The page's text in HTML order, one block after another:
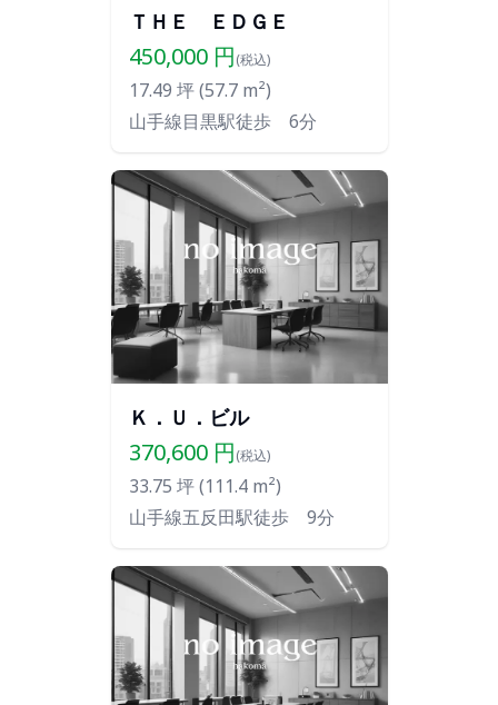
ＴＨＥ ＥＤＧＥ
450,000円(税込)
17.49 坪 (57.7m²)
山手線目黒駅徒歩 6分
Ｋ．Ｕ．ビル
370,600円(税込)
33.75 坪 (111.4m²)
山手線五反田駅徒歩 9分